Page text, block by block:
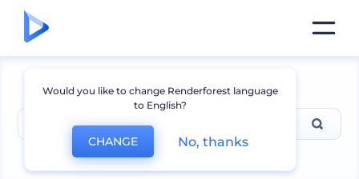
Would you like to change Renderforest language
to English?
CHANGE No, thanks